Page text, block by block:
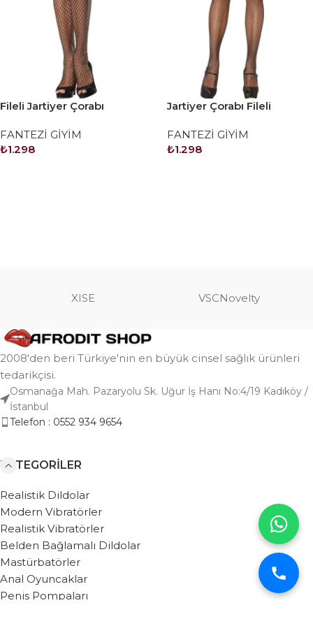
Fileli Jartiyer Çorabı
FANTEZİ GİYİM
₺1.298
Jartiyer Çorabı Fileli
FANTEZİ GİYİM
₺1.298
XISE VSCNovelty
2008'den beri Türkiye'nin en büyük cinsel sağlık ürünleri
tedarikçisi.
Osmanağa Mah. Pazaryolu Sk. Uğur İş Hanı No:4/19 Kadıköy /
İstanbul
Telefon : 0552 934 9654
KATEGORILER
Realistik Dildolar
Modern Vibratörler
Realistik Vibratörler
Belden Bağlamalı Dildolar
Mastürbatörler
Anal Oyuncaklar
Penis Pompaları